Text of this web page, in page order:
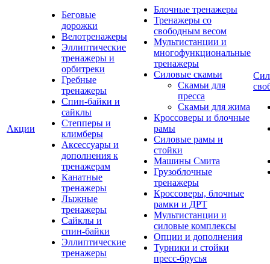
Акции
Беговые
дорожки
Велотренажеры
Эллиптические
тренажеры и
орбитреки
Гребные
тренажеры
Спин-байки и
сайклы
Степперы и
климберы
Аксессуары и
дополнения к
тренажерам
Канатные
тренажеры
Лыжные
тренажеры
Сайклы и
спин-байки
Эллиптические
тренажеры
Блочные тренажеры
Тренажеры со
свободным весом
Мультистанции и
многофункциональные
тренажеры
Силовые скамьи
Скамьи для
пресса
Скамьи для жима
Кроссоверы и блочные
рамы
Силовые рамы и
стойки
Машины Смита
Грузоблочные
тренажеры
Кроссоверы, блочные
рамки и ДРТ
Мультистанции и
силовые комплексы
Опции и дополнения
Турники и стойки
пресс-брусья